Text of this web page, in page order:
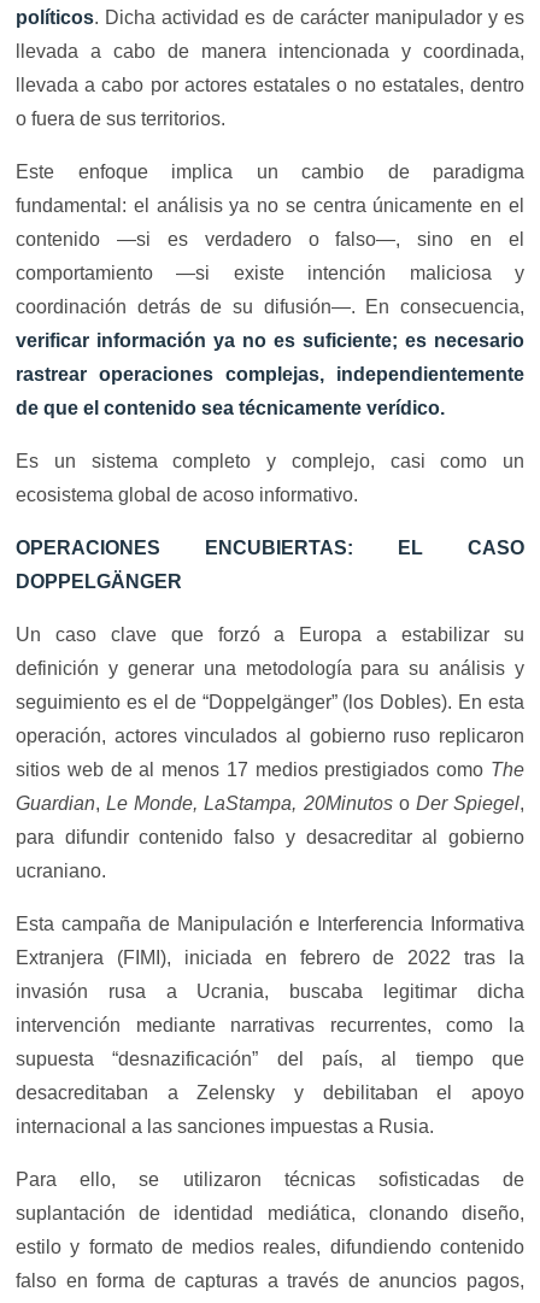
políticos. Dicha actividad es de carácter manipulador y es
llevada a cabo de manera intencionada y coordinada,
llevada a cabo por actores estatales o no estatales, dentro
o fuera de sus territorios.
Este enfoque implica un cambio de paradigma
fundamental: el análisis ya no se centra únicamente en el
contenido —si es verdadero o falso—, sino en el
comportamiento —si existe intención maliciosa y
coordinación detrás de su difusión—. En consecuencia,
verificar información ya no es suficiente; es necesario
rastrear operaciones complejas, independientemente
de que el contenido sea técnicamente verídico.
Es un sistema completo y complejo, casi como un
ecosistema global de acoso informativo.
OPERACIONES ENCUBIERTAS: EL CASO
DOPPELGÄNGER
Un caso clave que forzó a Europa a estabilizar su
definición y generar una metodología para su análisis y
seguimiento es el de “Doppelgänger” (los Dobles). En esta
operación, actores vinculados al gobierno ruso replicaron
sitios web de al menos 17 medios prestigiados como The
Guardian,Le Monde, LaStampa, 20Minutoso Der Spiegel,
para difundir contenido falso y desacreditar al gobierno
ucraniano.
Esta campaña de Manipulación e Interferencia Informativa
Extranjera (FIMI), iniciada en febrero de 2022 tras la
invasión rusa a Ucrania, buscaba legitimar dicha
intervención mediante narrativas recurrentes, como la
supuesta “desnazificación” del país, al tiempo que
desacreditaban a Zelensky y debilitaban el apoyo
internacional a las sanciones impuestas a Rusia.
Para ello, se utilizaron técnicas sofisticadas de
suplantación de identidad mediática, clonando diseño,
estilo y formato de medios reales, difundiendo contenido
falso en forma de capturas a través de anuncios pagos,